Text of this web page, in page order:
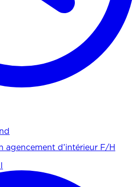
agencement d’intérieur F/H